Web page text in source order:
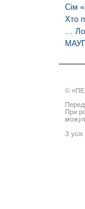
Сім
Хто
…
©
При
З